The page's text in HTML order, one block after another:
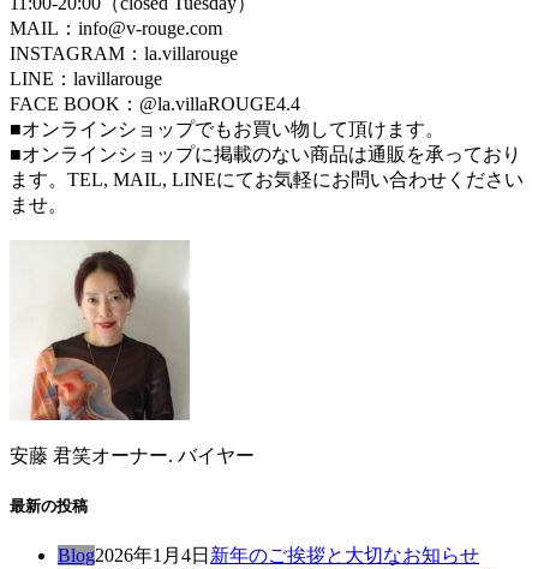
MAIL：info@v-rouge.com
INSTAGRAM：la.villarouge
LINE：lavillarouge
FACE BOOK：@la.villaROUGE4.4
■オンラインショップでもお買い物して頂けます。
■オンラインショップに掲載のない商品は通販を承っており
ます。TEL, MAIL, LINEにてお気軽にお問い合わせください
ませ。
安藤 君笑オーナー. バイヤー
最新の投稿
Blog2026年1月4日 新年のご挨拶と大切なお知らせ